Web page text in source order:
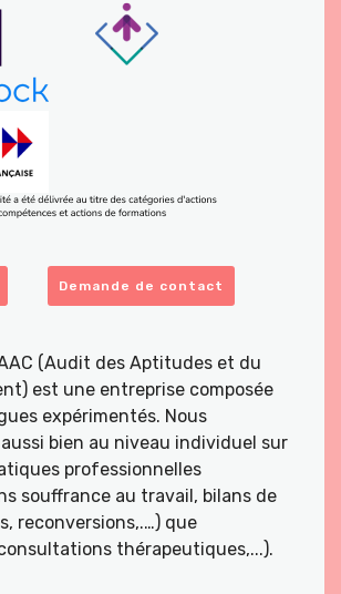
Demande de contact
(Audit des Aptitudes et du
est une entreprise composée
expérimentés. Nous
bien au niveau individuel sur
professionnelles
souffrance au travail, bilans de
reconversions,.…) que
thérapeutiques,...).